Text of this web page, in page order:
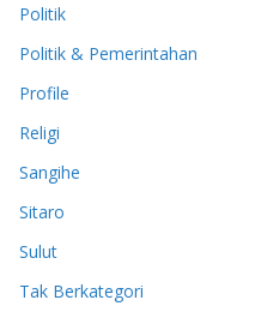
Politik
Politik & Pemerintahan
Profile
Religi
Sangihe
Sitaro
Sulut
Tak Berkategori